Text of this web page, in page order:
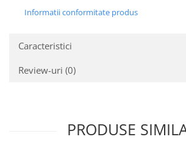
Informatii conformitate produs
Caracteristici
Review-uri (0)
PRODUSE